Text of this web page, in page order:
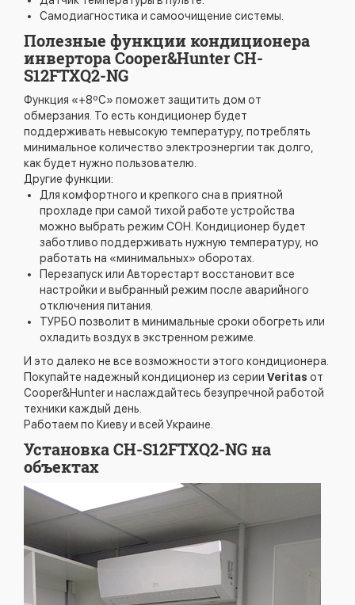
Самодиагностика и самоочищение системы.
Полезные функции кондиционера
инвертора Cooper&Hunter CH-
S12FTXQ2-NG
Функция «+8ºС» поможет защитить дом от
обмерзания. То есть кондиционер будет
поддерживать невысокую температуру, потреблять
минимальное количество электроэнергии так долго,
как будет нужно пользователю.
Другие функции:
Для комфортного и крепкого сна в приятной
прохладе при самой тихой работе устройства
можно выбрать режим СОН. Кондиционер будет
заботливо поддерживать нужную температуру, но
работать на «минимальных» оборотах.
Перезапуск или Авторестарт восстановит все
настройки и выбранный режим после аварийного
отключения питания.
ТУРБО позволит в минимальные сроки обогреть или
охладить воздух в экстренном режиме.
И это далеко не все возможности этого кондиционера.
Покупайте надежный кондиционер из серии Veritas от
Cooper&Hunter и наслаждайтесь безупречной работой
техники каждый день.
Работаем по Киеву и всей Украине.
Установка CH-S12FTXQ2-NG на
объектах